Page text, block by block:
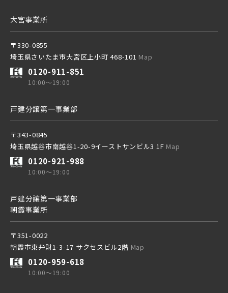
東武東上本線
京成線
京成松戸線
京成成田スカイアクセス線
土地面積50坪以上
東武日光線
京成線
京成松戸線
京成本線
小学校まで徒歩圏内
大宮事業所
〒330-0855
埼玉県さいたま市大宮区上小町 468-101 Map
0120-911-851
10:00～19:00
戸建分譲第一事業部
〒343-0845
埼玉県越谷市南越谷1-20-9イーストサンビル3 1F Map
0120-921-988
10:00～19:00
戸建分譲第一事業部
朝霞事業所
〒351-0022
朝霞市東弁財1-3-17 サクセスビル2階 Map
0120-959-618
10:00～19:00